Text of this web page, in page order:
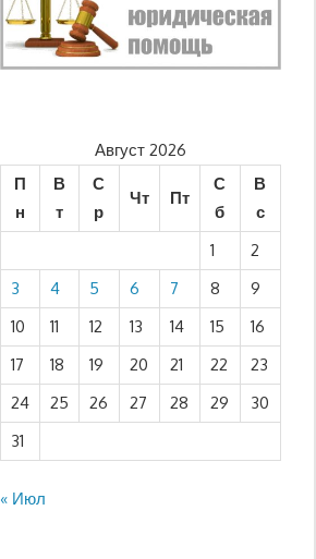
Август 2026
П
н
В
т
С
р
Чт Пт
С
б
В
с
1
2
3
4 5 6 7 8
9
10
11 12 13 14 15
16
17
18 19 20 21 22
23
24
25 26 27 28 29
30
31
« Июл